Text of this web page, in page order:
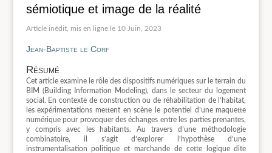
sémiotique et image de la réalité
10 Juin, 2023
Jean-Baptiste le Corf
Résumé
Cet article examine le rôle des dispositifs numériques sur le terrain du
BIM (Building Information Modeling), dans le secteur du logement
social. En contexte de construction ou de réhabilitation de l’habitat,
les expérimentations mettent en scène le potentiel d’une maquette
numérique pour provoquer des échanges entre les parties prenantes,
y compris avec les habitants. Au travers d’une méthodologie
combinatoire, il s’agit d’explorer l’hypothèse d’une
instrumentalisation politique et marchande de cette logique dite